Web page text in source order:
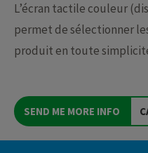
L’écran tactile couleur
permet de sélectionner
produit en toute
SEND ME MORE INFO